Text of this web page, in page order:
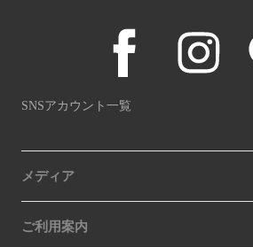
SNSアカウント一覧
メディア
ご利用案内